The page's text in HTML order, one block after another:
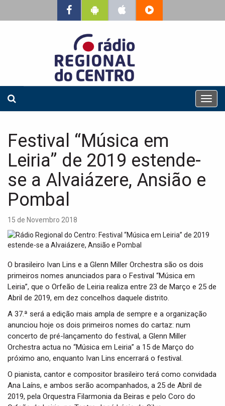
T
o
i
Festival “Música em
Leiria” de 2019 estende-
se a Alvaiázere, Ansião e
Pombal
15 de Novembro 2018
O brasileiro Ivan Lins e a Glenn Miller Orchestra são os dois
primeiros nomes anunciados para o Festival “Música em
Leiria”, que o Orfeão de Leiria realiza entre 23 de Março e 25 de
Abril de 2019, em dez concelhos daquele distrito.
A 37.ª será a edição mais ampla de sempre e a organização
anunciou hoje os dois primeiros nomes do cartaz: num
concerto de pré-lançamento do festival, a Glenn Miller
Orchestra actua no “Música em Leiria” a 15 de Março do
próximo ano, enquanto Ivan Lins encerrará o festival.
O pianista, cantor e compositor brasileiro terá como convidada
Ana Laíns, e ambos serão acompanhados, a 25 de Abril de
2019, pela Orquestra Filarmonia da Beiras e pelo Coro do